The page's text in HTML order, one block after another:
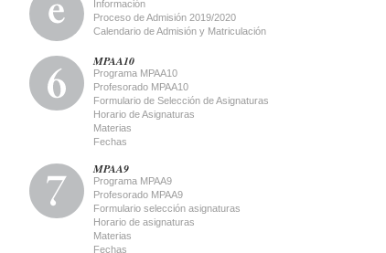
Información
Proceso de Admisión 2019/2020
Calendario de Admisión y Matriculación
MPAA10
Programa MPAA10
Profesorado MPAA10
Formulario de Selección de Asignaturas
Horario de Asignaturas
Materias
Fechas
MPAA9
Programa MPAA9
Profesorado MPAA9
Formulario selección asignaturas
Horario de asignaturas
Materias
Fechas